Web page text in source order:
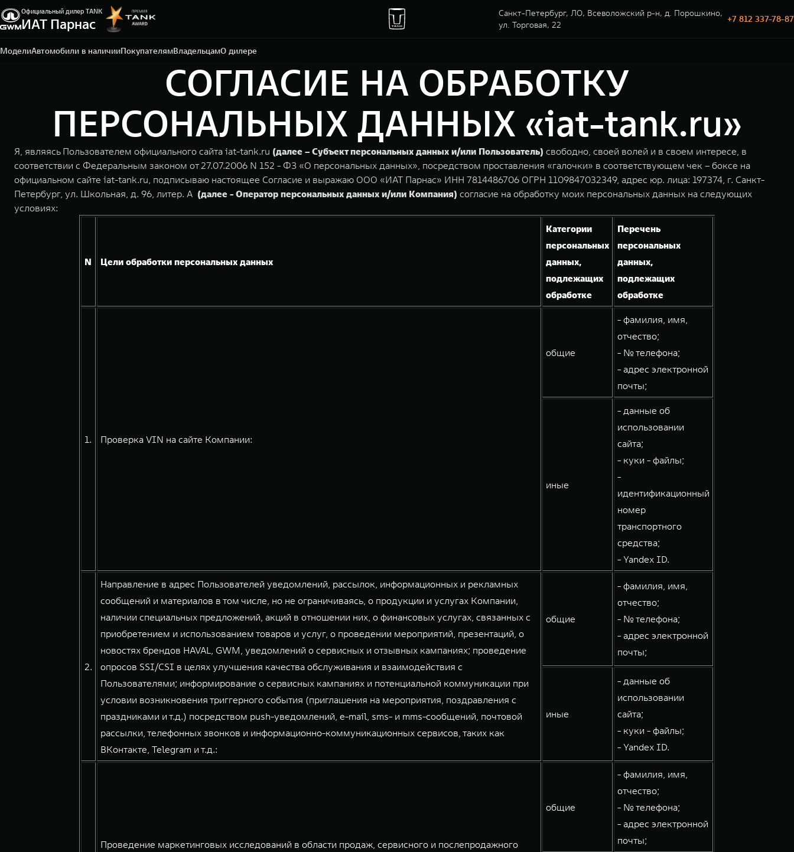
Официальный дилер TANK
ИАТ Парнас
Санкт-Петербург, ЛО, Всеволожский р-н, д. Порошкино,
ул. Торговая, 22
+7 812 337-78-87
МоделиАвтомобили в наличииПокупателямВладельцамО дилере
Санкт-Петербург, ЛО, Всеволожский р-н, д.
Порошкино, ул. Торговая, 22
+7 812 337-78-87
СОГЛАСИЕ НА ОБРАБОТКУ
ПЕРСОНАЛЬНЫХ ДАННЫХ «iat-tank.ru»
Я, являясь Пользователем официального сайта iat-tank.ru (далее – Субъект персональных данных и/или Пользователь) свободно, своей волей и в своем интересе, в
соответствии с Федеральным законом от 27.07.2006 N 152 - ФЗ «О персональных данных», посредством проставления «галочки» в соответствующем чек – боксе на
официальном сайте iat-tank.ru, подписываю настоящее Согласие и выражаю ООО «ИАТ Парнас» ИНН 7814486706 ОГРН 1109847032349, адрес юр. лица: 197374, г. Санкт-
Петербург, ул. Школьная, д. 96, литер. А (далее - Оператор персональных данных и/или Компания) согласие на обработку моих персональных данных на следующих
условиях:
N Цели обработки персональных данных
Категории
персональных
данных,
подлежащих
обработке
Перечень
персональных
данных,
подлежащих
обработке
1. Проверка VIN на сайте Компании:
общие
- фамилия, имя,
отчество;
- № телефона;
- адрес электронной
почты;
иные
- данные об
использовании
сайта;
- куки - файлы;
-
идентификационный
номер
транспортного
средства;
- Yandex ID.
2.
Направление в адрес Пользователей уведомлений, рассылок, информационных и рекламных
сообщений и материалов в том числе, но не ограничиваясь, о продукции и услугах Компании,
наличии специальных предложений, акций в отношении них, о финансовых услугах, связанных с
приобретением и использованием товаров и услуг, о проведении мероприятий, презентаций, о
новостях брендов HAVAL, GWM, уведомлений о сервисных и отзывных кампаниях; проведение
опросов SSI/CSI в целях улучшения качества обслуживания и взаимодействия с
Пользователями; информирование о сервисных кампаниях и потенциальной коммуникации при
условии возникновения триггерного события (приглашения на мероприятия, поздравления с
праздниками и т.д.) посредством push-уведомлений, e-mail, sms- и mms-сообщений, почтовой
рассылки, телефонных звонков и информационно-коммуникационных сервисов, таких как
ВКонтакте, Telegram и т.д.:
общие
- фамилия, имя,
отчество;
- № телефона;
- адрес электронной
почты;
иные
- данные об
использовании
сайта;
- куки - файлы;
- Yandex ID.
Проведение маркетинговых исследований в области продаж, сервисного и послепродажного
общие
- фамилия, имя,
отчество;
- № телефона;
- адрес электронной
почты;